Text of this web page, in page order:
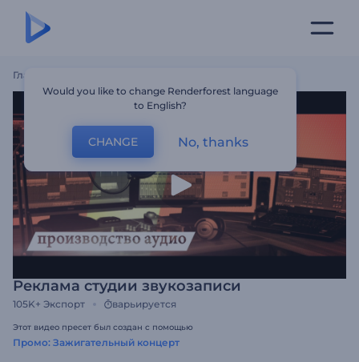
Главная
Реклама студии звукозаписи
105K+ Экспорт варьируется
Этот видео пресет был создан с помощью
Промо: Зажигательный концерт
Would you like to change Renderforest language
to English?
CHANGE No, thanks